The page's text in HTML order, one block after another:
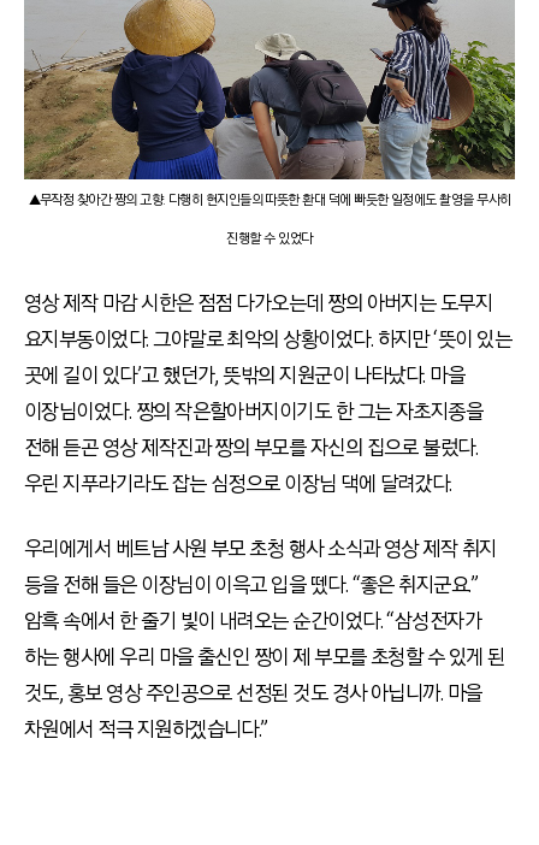
▲무작정 찾아간 짱의 고향. 다행히 현지인들의 따뜻한 환대 덕에 빠듯한 일정에도 촬영을 무사히
진행할 수 있었다
영상 제작 마감 시한은 점점 다가오는데 짱의 아버지는 도무지
요지부동이었다. 그야말로 최악의 상황이었다. 하지만 ‘뜻이 있는
곳에 길이 있다’고 했던가, 뜻밖의 지원군이 나타났다. 마을
이장님이었다. 짱의 작은할아버지이기도 한 그는 자초지종을
전해 듣곤 영상 제작진과 짱의 부모를 자신의 집으로 불렀다.
우린 지푸라기라도 잡는 심정으로 이장님 댁에 달려갔다.
우리에게서 베트남 사원 부모 초청 행사 소식과 영상 제작 취지
등을 전해 들은 이장님이 이윽고 입을 뗐다. “좋은 취지군요.”
암흑 속에서 한 줄기 빛이 내려오는 순간이었다. “삼성전자가
하는 행사에 우리 마을 출신인 짱이 제 부모를 초청할 수 있게 된
것도, 홍보 영상 주인공으로 선정된 것도 경사 아닙니까. 마을
차원에서 적극 지원하겠습니다.”